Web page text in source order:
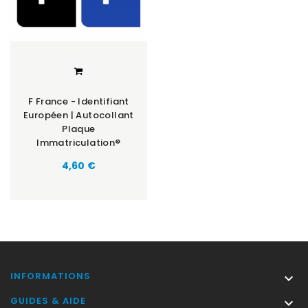
F France - Identifiant
Européen | Autocollant
Plaque
Immatriculation®
Prix
4,60 €
INFORMATIONS 
GUIDES & AIDE 